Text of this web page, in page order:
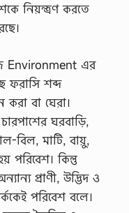
নিয়ন্ত্রণ করতে
Environment এর
ফরাসি শব্দ
বা ঘেরা।
ঘরবাড়ি,
বিল, মাটি, বায়ু,
পরিবেশ। কিন্তু
প্রাণী, উদ্ভিদ ও
পরিবেশ বলে।